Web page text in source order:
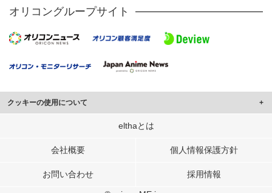
オリコングループサイト
クッキーの使用について
このサイトでは Cookie を使用して、ユーザーに合わせたコンテンツや広告の
行っています。
メディアや広告配信、データ解析の各パートナーに提供しています。
elthaとは
会社概要 個人情報保護方針
お問い合わせ 採用情報